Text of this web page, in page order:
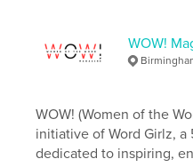
WOW!
WOW! (Women of the
initiative of Word Girlz, a
dedicated to inspiring,